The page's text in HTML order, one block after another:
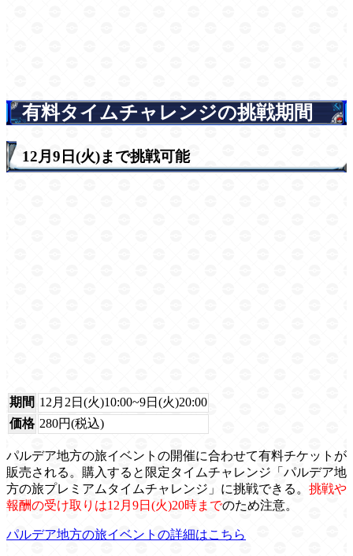
有料タイムチャレンジの挑戦期間
12月9日(火)まで挑戦可能
期間 12月2日(火)10:00~9日(火)20:00
価格 280円(税込)
パルデア地方の旅イベントの開催に合わせて有料チケットが
販売される。購入すると限定タイムチャレンジ「パルデア地
方の旅プレミアムタイムチャレンジ」に挑戦できる。 挑戦や
報酬の受け取りは12月9日(火)20時までのため注意。
パルデア地方の旅イベントの詳細はこちら